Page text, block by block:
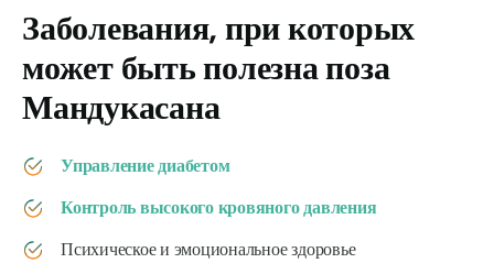
Заболевания, при которых
может быть полезна поза
Мандукасана
Управление диабетом
Контроль высокого кровяного давления
Психическое и эмоциональное здоровье